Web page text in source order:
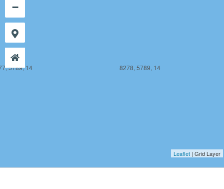
5789, 14 8278, 5789, 14
−
Leaflet | Grid Layer